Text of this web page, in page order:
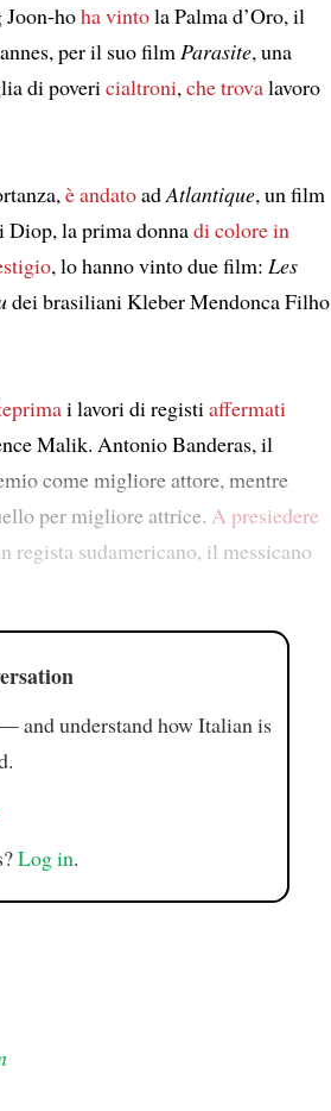
Joon-hoha vintola Palma d’Oro, il
per il suo filmParasite, una
di povericialtroni,chetrovalavoro
è andatoadAtlantique, un film
Diop, la prima donnadi colorein
, lo hanno vinto due film: Les
dei brasiliani Kleber Mendonca Filho
i lavori di registiaffermati
Malik. Antonio Banderas, il
come migliore attore, mentre
per migliore attrice. A presiedere
regista sudamericano, il messicano
and understand how Italian is
Log in.